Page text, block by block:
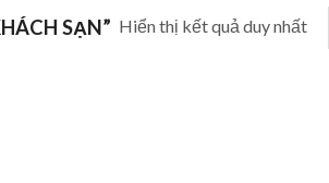
SẠN” Hiển thị kết quả duy nhất